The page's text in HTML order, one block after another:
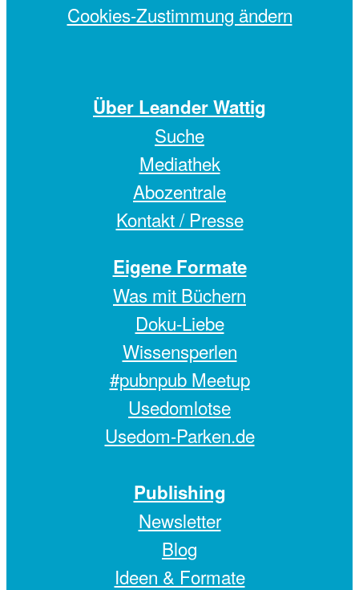
Cookies-Zustimmung ändern
Über Leander Wattig
Suche
Mediathek
Abozentrale
Kontakt / Presse
Eigene Formate
Was mit Büchern
Doku-Liebe
Wissensperlen
#pubnpub Meetup
Usedomlotse
Usedom-Parken.de
Publishing
Newsletter
Blog
Ideen & Formate